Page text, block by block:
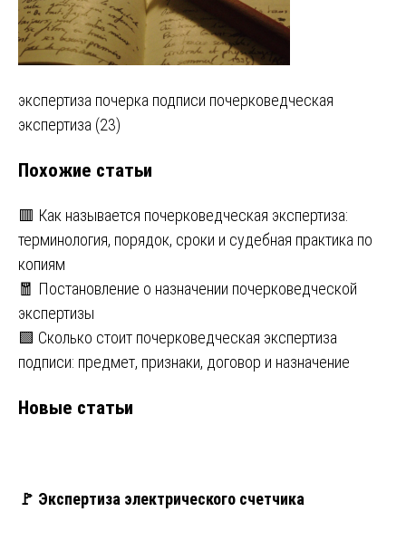
Навигация
записям
экспертиза почерка подписи почерковедческая
экспертиза (23)
Похожие статьи
🟥 Как называется почерковедческая экспертиза:
терминология, порядок, сроки и судебная практика по
копиям
🧧 Постановление о назначении почерковедческой
экспертизы
🟩 Сколько стоит почерковедческая экспертиза
подписи: предмет, признаки, договор и назначение
Новые статьи
🚩 Экспертиза электрического счетчика